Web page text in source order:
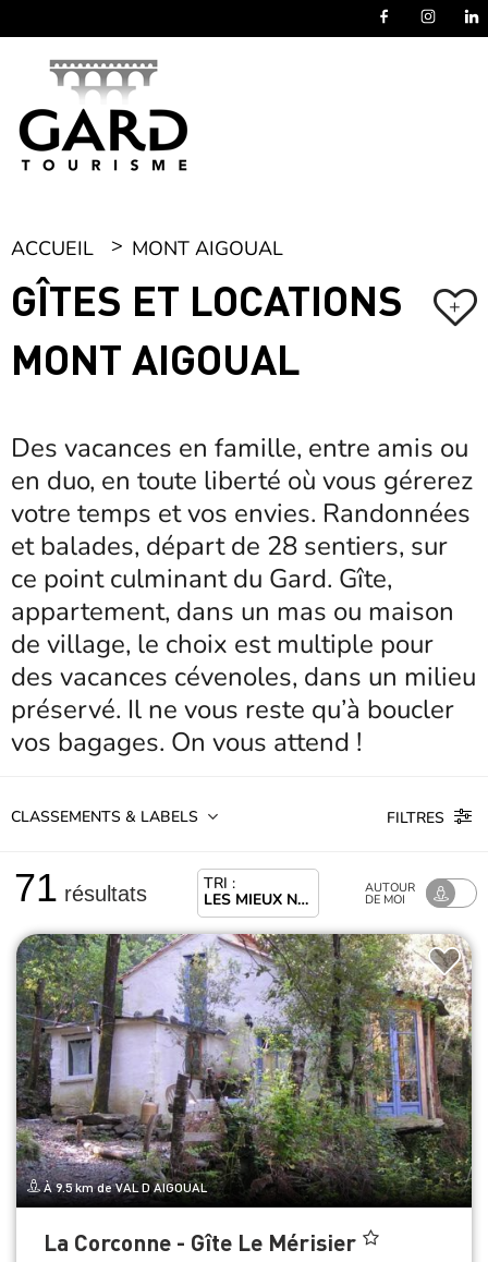
ACCUEIL MONT AIGOUAL
GÎTES ET LOCATIONS
MONT AIGOUAL
+
Des vacances en famille, entre amis ou
en duo, en toute liberté où vous gérerez
votre temps et vos envies. Randonnées
et balades, départ de 28 sentiers, sur
ce point culminant du Gard. Gîte,
appartement, dans un mas ou maison
de village, le choix est multiple pour
des vacances cévenoles, dans un milieu
préservé. Il ne vous reste qu’à boucler
vos bagages. On vous attend !
CLASSEMENTS & LABELS FILTRES
71 résultats TRI :
LES MIEUX NOTÉS
AUTOUR
DE MOI
À 9.5 km de VAL D AIGOUAL
La Corconne - Gîte Le Mérisier